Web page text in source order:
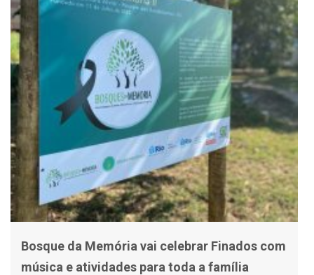
Bosque da Memória vai celebrar Finados com
música e atividades para toda a família